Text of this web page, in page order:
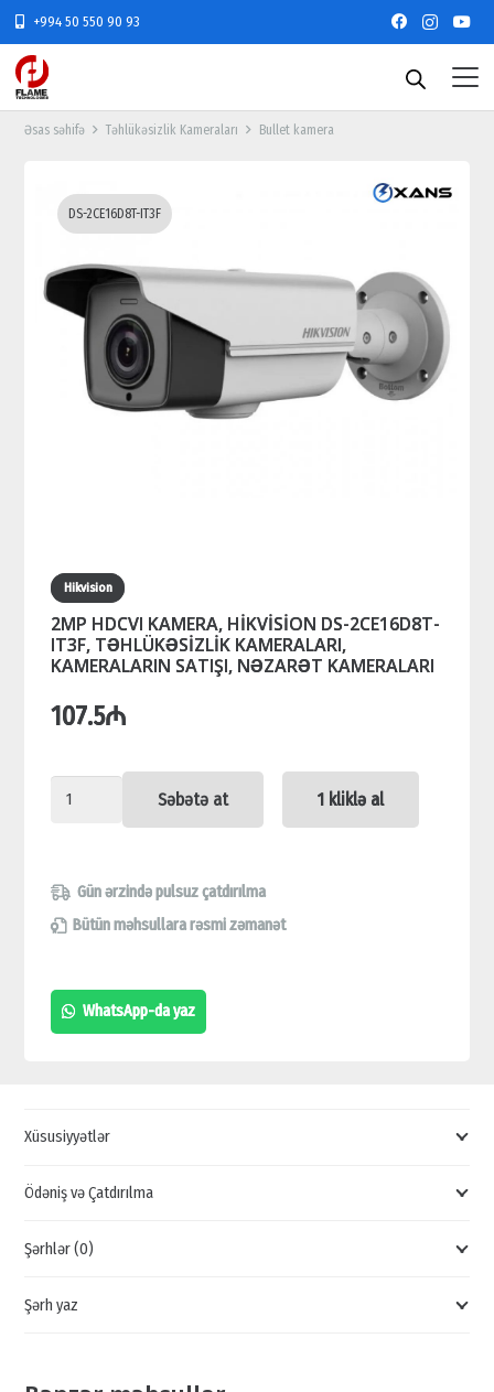
+994 50 550 90 93
Əsas səhifə Təhlükəsizlik Kameraları Bullet kamera
DS-2CE16D8T-IT3F
Hikvision
2MP HDCVI KAMERA, HİKVİSİON DS-2CE16D8T-
IT3F, TƏHLÜKƏSİZLİK KAMERALARI,
KAMERALARIN SATIŞI, NƏZARƏT KAMERALARI
107.5₼
2MP
HİKVİSİON
DS-
IT3F,
TƏHLÜKƏSİZLİK
KAMERALARI
Səbətə at 1 kliklə al
Gün ərzində pulsuz çatdırılma
Bütün məhsullara rəsmi zəmanət
WhatsApp-da yaz
Xüsusiyyətlər
Ödəniş və Çatdırılma
Şərhlər (0)
Şərh yaz